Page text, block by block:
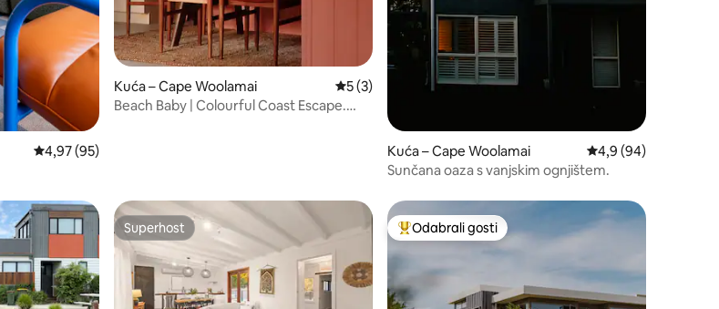
Prosječna ocjena: 4,97/5, recenzija: 95
4,97 (95)
Kuća – Cape Woolamai Prosječna ocjena: 5/5, recenzija: 3
5 (3)
Beach Baby | Colourful Coast Escape.
Kuća – Cape Woolamai Prosječna ocjena:
4,9 (94)
Sunčana oaza s vanjskim ognjištem.
Superhost
Superhost Među najviše rangiranima s oznakom „Odabrali gosti”
Odabrali gosti